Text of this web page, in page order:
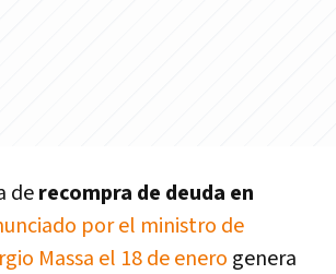
derecompra de deuda en
por el ministro de
Massa el 18 de enero genera